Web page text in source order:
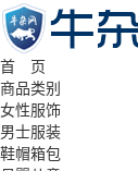
首 页
商品类别
女性服饰
男士服装
鞋帽箱包